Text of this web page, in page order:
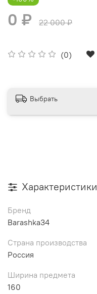
(0)
0 ₽ 22 000 ₽
Выбрать
Характеристики
Бренд
Barashka34
Страна производства
Россия
Ширина предмета
160